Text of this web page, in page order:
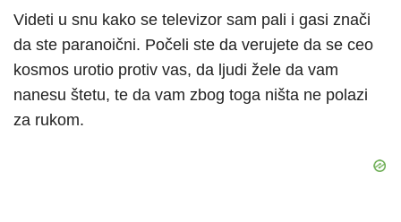
Videti u snu kako se televizor sam pali i gasi znači
da ste paranoični. Počeli ste da verujete da se ceo
kosmos urotio protiv vas, da ljudi žele da vam
nanesu štetu, te da vam zbog toga ništa ne polazi
za rukom.